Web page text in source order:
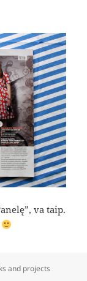
va taip.
and projects